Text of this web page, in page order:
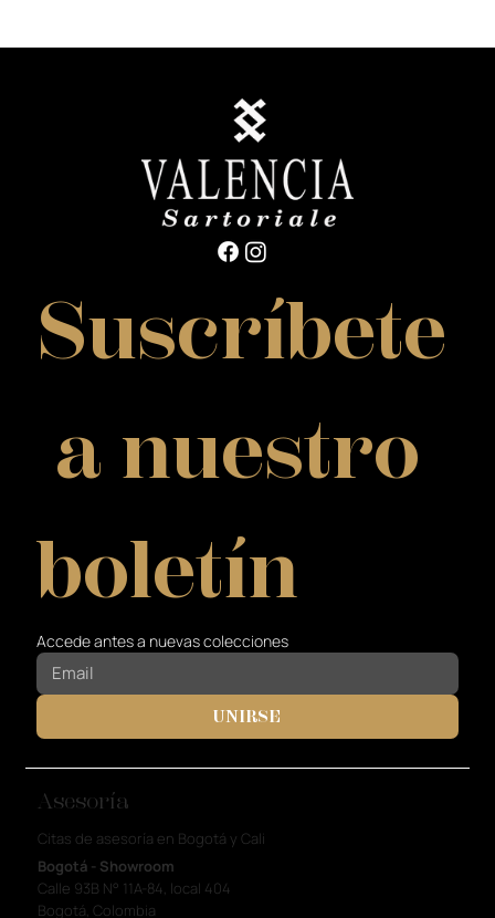
Asesoría
Citas de asesoría en Bogotá y Cali
Bogotá - Showroom
Calle 93B N° 11A-84, local 404
Bogotá, Colombia
Suscríbete
a nuestro
boletín
Accede antes a nuevas colecciones
UNIRSE